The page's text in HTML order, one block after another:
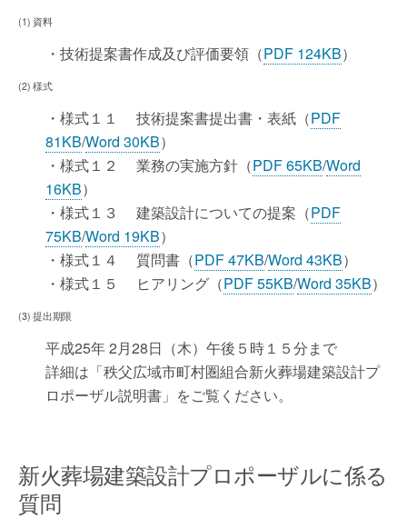
(1) 資料
・技術提案書作成及び評価要領（PDF 124KB）
(2) 様式
・様式１１ 技術提案書提出書・表紙（PDF
81KB/Word 30KB）
・様式１２ 業務の実施方針（PDF 65KB/Word
16KB）
・様式１３ 建築設計についての提案（PDF
75KB/Word 19KB）
・様式１４ 質問書（PDF 47KB/Word 43KB）
・様式１５ ヒアリング（PDF 55KB/Word 35KB）
(3) 提出期限
平成25年 2月28日（木）午後５時１５分まで
詳細は「秩父広域市町村圏組合新火葬場建築設計プ
ロポーザル説明書」をご覧ください。
新火葬場建築設計プロポーザルに係る
質問